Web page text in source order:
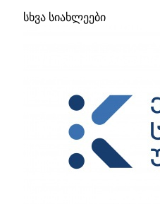
სხვა სიახლეები